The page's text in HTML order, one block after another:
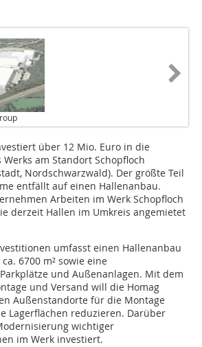
über 12 Mio. Euro in die
am Standort Schopfloch
Nordschwarzwald). Der größte Teil
entfällt auf einen Hallenanbau.
Arbeiten im Werk Schopfloch
derzeit Hallen im Umkreis angemietet
umfasst einen Hallenanbau
6700 m² sowie eine
und Außenanlagen. Mit dem
und Versand will die Homag
Außenstandorte für die Montage
Lagerflächen reduzieren. Darüber
wichtiger
im Werk investiert.